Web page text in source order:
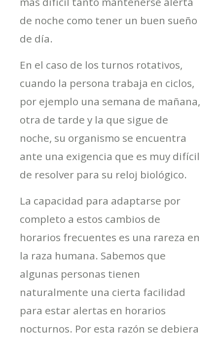
de noche como tener un buen sueño
de día.
En el caso de los turnos rotativos,
cuando la persona trabaja en ciclos,
por ejemplo una semana de mañana,
otra de tarde y la que sigue de
noche, su organismo se encuentra
ante una exigencia que es muy difícil
de resolver para su reloj biológico.
La capacidad para adaptarse por
completo a estos cambios de
horarios frecuentes es una rareza en
la raza humana. Sabemos que
algunas personas tienen
naturalmente una cierta facilidad
para estar alertas en horarios
nocturnos. Por esta razón se debiera